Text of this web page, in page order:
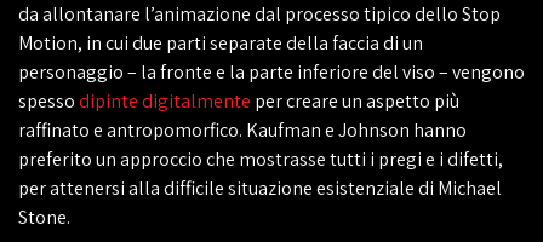
da allontanare l’animazione dal processo tipico dello Stop
Motion, in cui due parti separate della faccia di un
personaggio – la fronte e la parte inferiore del viso – vengono
spessodipinte digitalmente per creare un aspetto più
raffinato e antropomorfico. Kaufman e Johnson hanno
preferito un approccio che mostrasse tutti i pregi e i difetti,
per attenersi alla difficile situazione esistenziale di Michael
Stone.